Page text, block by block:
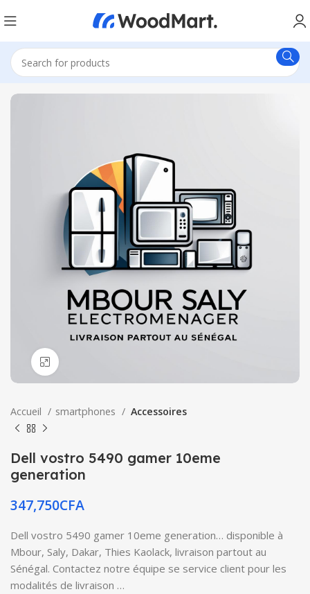
Accueil smartphones Accessoires
Dell vostro 5490 gamer 10eme
generation
347,750CFA
Dell vostro 5490 gamer 10eme generation… disponible à
Mbour, Saly, Dakar, Thies Kaolack, livraison partout au
Sénégal. Contactez notre équipe se service client pour les
modalités de livraison …